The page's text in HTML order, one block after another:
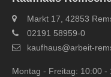
Markt 17, 42853
02191 58959-0
kaufhaus@arbeit-
Montag - Freitag: 10:00 -